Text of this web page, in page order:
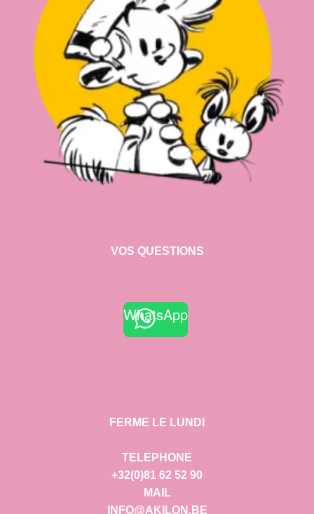
VOS QUESTIONS
WhatsApp
FERME LE LUNDI
TELEPHONE
+32(0)81 62 52 90
MAIL
INFO@AKILON.BE